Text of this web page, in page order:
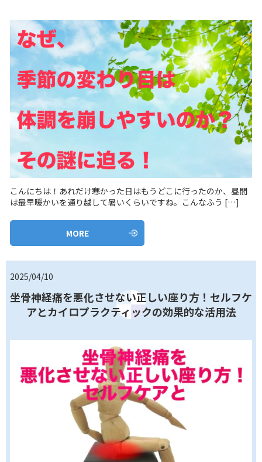
こんにちは！あれだけ寒かった日はもうどこに行ったのか、昼間
は最早暖かいを通り越して暑いくらいですね。こんなふう […]
MORE
2025/04/10
坐骨神経痛を悪化させない正しい座り方！セルフケ
アとカイロプラクティックの効果的な活用法